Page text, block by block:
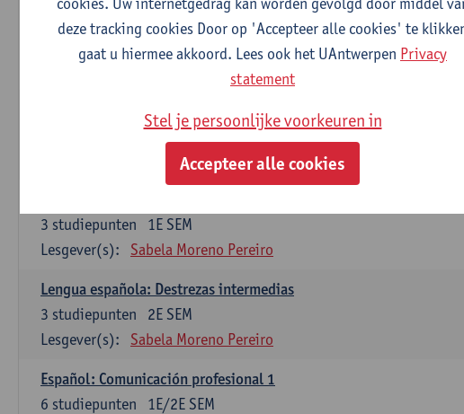
Gramática española 1
1E SEM
studiepunten
Gramática española 2
2E SEM
Anne Verhaert
1E SEM
3 studiepunten
Lesgever(s):
Sabela Moreno Pereiro
Lengua española: Destrezas intermedias
2E SEM
3 studiepunten
Lesgever(s):
Sabela Moreno Pereiro
Español: Comunicación profesional 1
1E/2E SEM
6 studiepunten
deze tracking cookies Door op 'Accepteer alle cookies' te
gaat u hiermee akkoord. Lees ook het UAntwerpen Privacy
statement
Stel je persoonlijke voorkeuren in
Accepteer alle cookies